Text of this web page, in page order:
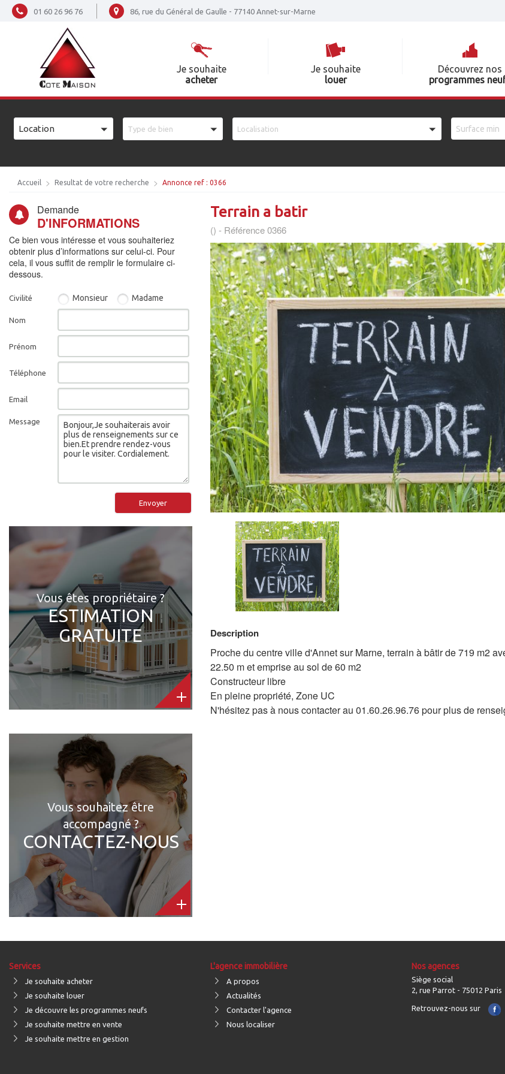
01 60 26 96 76 86, rue du Général de Gaulle - 77140 Annet-sur-Marne
Je souhaite
acheter
Je souhaite
louer
Découvrez nos
programmes
VOTRE
RECHERCHE
VOTRE
RECHERCHE
Location Type de bien Localisation
Accueil Resultat de votre recherche Annonce ref : 0366
Terrain a batir
() - Référence 0366
Description
Proche du centre ville d'Annet sur Marne, terrain à bâtir de 719 m2
22.50 m et emprise au sol de 60 m2
Constructeur libre
En pleine propriété, Zone UC
N'hésitez pas à nous contacter au 01.60.26.96.76 pour plus de
Demande
D'INFORMATIONS
Ce bien vous intéresse et vous souhaiteriez
obtenir plus d’informations sur celui-ci. Pour
cela, il vous suffit de remplir le formulaire ci-
dessous.
Civilité Monsieur Madame
Nom
Prénom
Téléphone
Email
Message
Envoyer
Vous êtes propriétaire ?
ESTIMATION
GRATUITE
Vous souhaitez être
accompagné ?
CONTACTEZ-NOUS
Services
Je souhaite acheter
Je souhaite louer
Je découvre les programmes neufs
Je souhaite mettre en vente
Je souhaite mettre en gestion
L'agence immobilière
A propos
Actualités
Contacter l'agence
Nous localiser
Nos agences
Siège social
2, rue Parrot - 75012 Paris
Retrouvez-nous sur